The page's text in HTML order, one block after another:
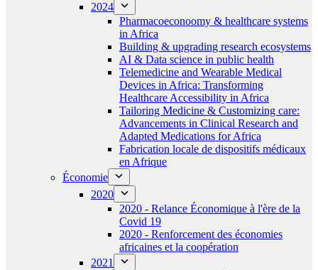
2024
Pharmacoeconoomy & healthcare systems
in Africa
Building & upgrading research ecosystems
AI & Data science in public health
Telemedicine and Wearable Medical
Devices in Africa: Transforming
Healthcare Accessibility in Africa
Tailoring Medicine & Customizing care:
Advancements in Clinical Research and
Adapted Medications for Africa
Fabrication locale de dispositifs médicaux
en Afrique
Économie
2020
2020 - Relance Économique à l'ère de la
Covid 19
2020 - Renforcement des économies
africaines et la coopération
2021